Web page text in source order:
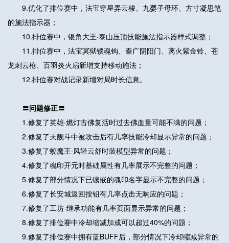
9.优化了排位赛中，法宝穿星弄云梭、九婴子母环、方寸凝思笔
的施法指示器；
10.排位赛中，银角大王·泰山压顶技能施法指示器样式调整；
11.排位赛中，法宝冥狱锁魂钩、秦广阴阳门、离火紫金铃、苍
龙刺云枪、百羽炎火扇新增支持移动施法；
12.排位赛对战记录新增对局时长信息。
〓问题修正〓
1.修复了英雄·燃灯古佛复活时过去佛血量可能不满的问题；
2.修复了天舰斗中被攻击后有几率技能冷却显示异常的问题；
3.修复了蛟魔王·风轻云舒时装模型异常的问题；
4.修复了魂印开元时基础属性有几率展示不完整的问题；
5.修复了部分情况下已镶嵌的魂印名字显示不完整的问题；
6.修复了长安城返回按钮有几率点击无响应的问题；
7.修复了工坊-继承功能有几率页面显示异常的问题；
8.修复了排位赛中冷却缩减加成可以超过40%的问题；
9.修复了排位赛中拥有蓝BUFF后，部分情况下冷却缩减异常的